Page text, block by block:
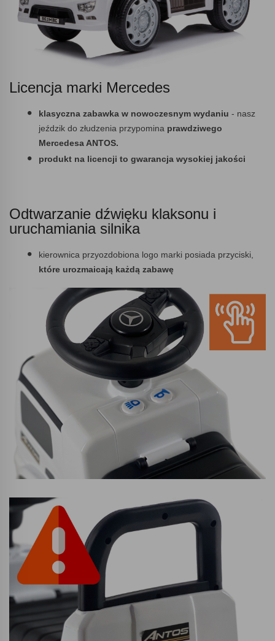
Licencja marki Mercedes
klasyczna zabawka w nowoczesnym wydaniu - nasz
jeździk do złudzenia przypomina prawdziwego
Mercedesa ANTOS.
produkt na licencji to gwarancja wysokiej jakości
Odtwarzanie dźwięku klaksonu i
uruchamiania silnika
kierownica przyozdobiona logo marki posiada przyciski,
które urozmaicają każdą zabawę